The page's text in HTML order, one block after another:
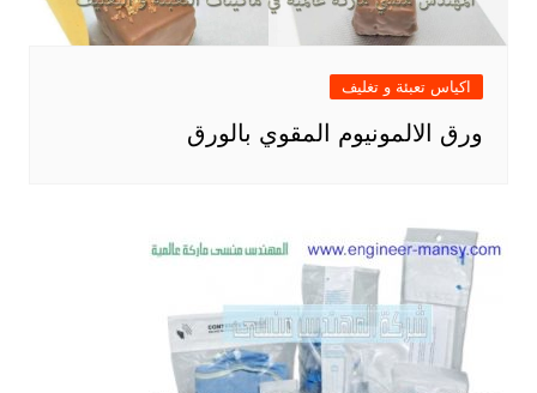
اكياس تعبئة و تغليف
ورق الالمونيوم المقوي بالورق